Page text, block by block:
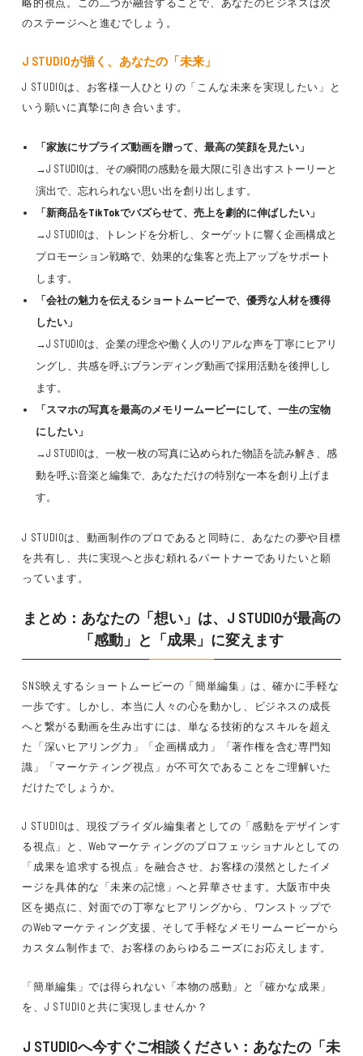
のステージへと進むでしょう。
J STUDIOが描く、あなたの「未来」
J STUDIOは、お客様一人ひとりの「こんな未来を実現したい」と
いう願いに真摯に向き合います。
「家族にサプライズ動画を贈って、最高の笑顔を見たい」
→J STUDIOは、その瞬間の感動を最大限に引き出すストーリーと
演出で、忘れられない思い出を創り出します。
「新商品をTikTokでバズらせて、売上を劇的に伸ばしたい」
→J STUDIOは、トレンドを分析し、ターゲットに響く企画構成と
プロモーション戦略で、効果的な集客と売上アップをサポート
します。
「会社の魅力を伝えるショートムービーで、優秀な人材を獲得
したい」
→J STUDIOは、企業の理念や働く人のリアルな声を丁寧にヒアリ
ングし、共感を呼ぶブランディング動画で採用活動を後押しし
ます。
「スマホの写真を最高のメモリームービーにして、一生の宝物
にしたい」
→J STUDIOは、一枚一枚の写真に込められた物語を読み解き、感
動を呼ぶ音楽と編集で、あなただけの特別な一本を創り上げま
す。
J STUDIOは、動画制作のプロであると同時に、あなたの夢や目標
を共有し、共に実現へと歩む頼れるパートナーでありたいと願
っています。
まとめ：あなたの「想い」は、J STUDIOが最高の
「感動」と「成果」に変えます
SNS映えするショートムービーの「簡単編集」は、確かに手軽な
一歩です。しかし、本当に人々の心を動かし、ビジネスの成長
へと繋がる動画を生み出すには、単なる技術的なスキルを超え
た「深いヒアリング力」「企画構成力」「著作権を含む専門知
識」「マーケティング視点」が不可欠であることをご理解いた
だけたでしょうか。
J STUDIOは、現役ブライダル編集者としての「感動をデザインす
る視点」と、Webマーケティングのプロフェッショナルとしての
「成果を追求する視点」を融合させ、お客様の漠然としたイメ
ージを具体的な「未来の記憶」へと昇華させます。大阪市中央
区を拠点に、対面での丁寧なヒアリングから、ワンストップで
のWebマーケティング支援、そして手軽なメモリームービーから
カスタム制作まで、お客様のあらゆるニーズにお応えします。
「簡単編集」では得られない「本物の感動」と「確かな成果」
を、J STUDIOと共に実現しませんか？
J STUDIOへ今すぐご相談ください：あなたの「未